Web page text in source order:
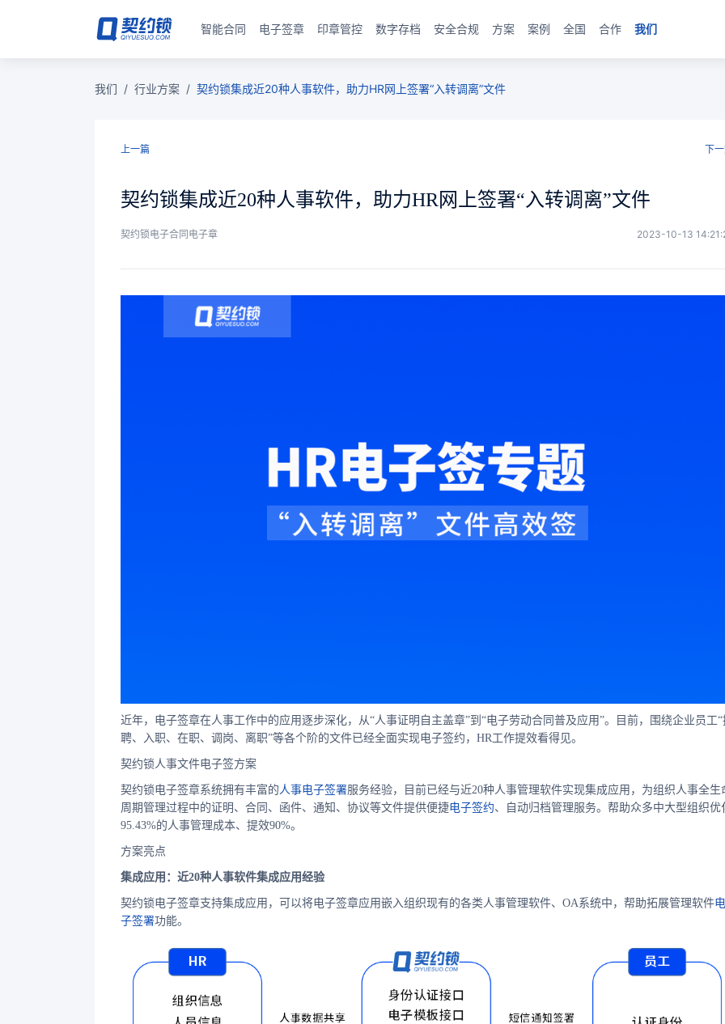
智能合同 电子签章 印章管控 数字存档 安全合规 方案 案例 全国 合作 我们
我们 / 行业方案 / 契约锁集成近20种人事软件，助力HR网上签署“入转调离”文件
上一篇 下
契约锁集成近20种人事软件，助力HR网上签署“入转调离”文件
契约锁电子合同电子章 2023-10-13
近年，电子签章在人事工作中的应用逐步深化，从“人事证明自主盖章”到“电子劳动合同普及应用”。目前，围绕企业员工“
聘、入职、在职、调岗、离职”等各个阶的文件已经全面实现电子签约，HR工作提效看得见。
契约锁人事文件电子签方案
契约锁电子签章系统拥有丰富的人事电子签署服务经验，目前已经与近20种人事管理软件实现集成应用，为组织人事全生
周期管理过程中的证明、合同、函件、通知、协议等文件提供便捷电子签约、自动归档管理服务。帮助众多中大型组织优
95.43%的人事管理成本、提效90%。
方案亮点
集成应用：近20种人事软件集成应用经验
契约锁电子签章支持集成应用，可以将电子签章应用嵌入组织现有的各类人事管理软件、OA系统中，帮助拓展管理软件电
子签署功能。